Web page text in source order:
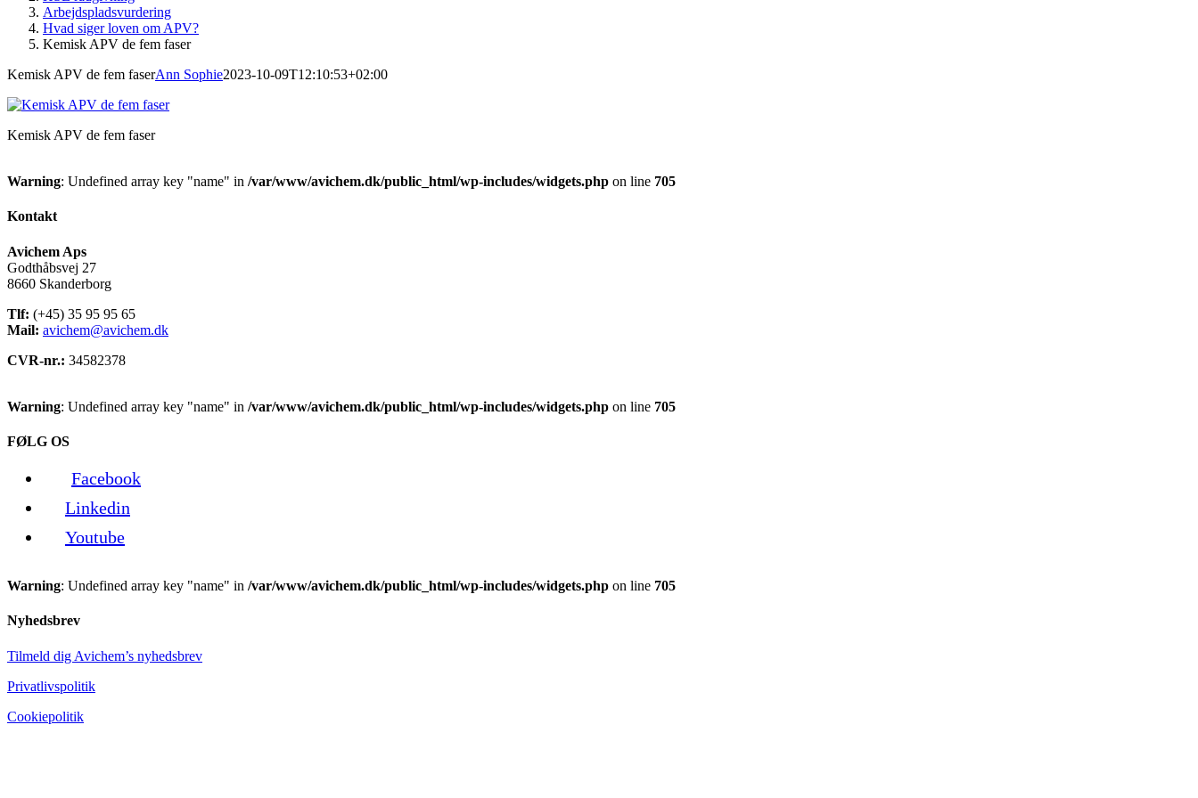
Arbejdspladsvurdering
Hvad siger loven om APV?
Kemisk APV de fem faser
Kemisk APV de fem faserAnn Sophie2023-10-09T12:10:53+02:00
Kemisk APV de fem faser
Warning: Undefined array key "name" in /var/www/avichem.dk/public_html/wp-includes/widgets.php on line 705
Kontakt
Avichem Aps
Godthåbsvej 27
8660 Skanderborg
Tlf: (+45) 35 95 95 65
Mail: avichem@avichem.dk
CVR-nr.: 34582378
Warning: Undefined array key "name" in /var/www/avichem.dk/public_html/wp-includes/widgets.php on line 705
FØLG OS
Facebook
Linkedin
Youtube
Warning: Undefined array key "name" in /var/www/avichem.dk/public_html/wp-includes/widgets.php on line 705
Nyhedsbrev
Tilmeld dig Avichem’s nyhedsbrev
Privatlivspolitik
Cookiepolitik